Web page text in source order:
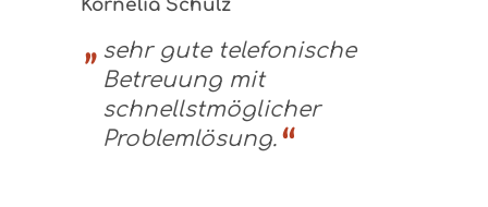
Kornelia Schulz
sehr gute telefonische
Betreuung mit
schnellstmöglicher
Problemlösung.